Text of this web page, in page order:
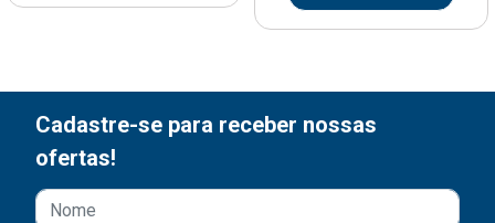
Cadastre-se para receber nossas
ofertas!